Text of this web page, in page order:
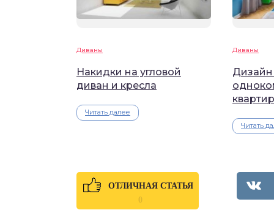
Диваны
Накидки на угловой
диван и кресла
Читать далее
Диваны
Дизайн
Читать
ОТЛИЧНАЯ СТАТЬЯ
0